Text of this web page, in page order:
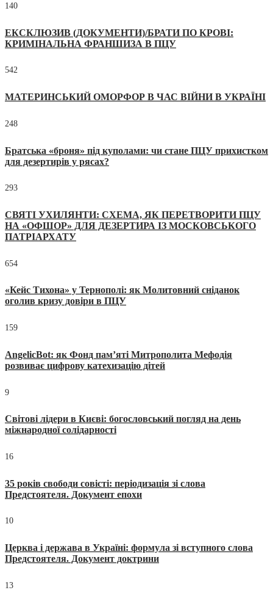
140
ЕКСКЛЮЗИВ (ДОКУМЕНТИ)/БРАТИ ПО КРОВІ:
КРИМІНАЛЬНА ФРАНШИЗА В ПЦУ
542
МАТЕРИНСЬКИЙ ОМОРФОР В ЧАС ВІЙНИ В УКРАЇНІ
248
Братська «броня» під куполами: чи стане ПЦУ прихистком
для дезертирів у рясах?
293
СВЯТІ УХИЛЯНТИ: СХЕМА, ЯК ПЕРЕТВОРИТИ ПЦУ
НА «ОФШОР» ДЛЯ ДЕЗЕРТИРА ІЗ МОСКОВСЬКОГО
ПАТРІАРХАТУ
654
«Кейс Тихона» у Тернополі: як Молитовний сніданок
оголив кризу довіри в ПЦУ
159
AngelicBot: як Фонд пам’яті Митрополита Мефодія
розвиває цифрову катехизацію дітей
9
Світові лідери в Києві: богословський погляд на день
міжнародної солідарності
16
35 років свободи совісті: періодизація зі слова
Предстоятеля. Документ епохи
10
Церква і держава в Україні: формула зі вступного слова
Предстоятеля. Документ доктрини
13